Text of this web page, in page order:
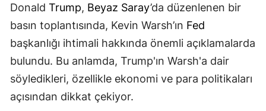
Donald Trump, Beyaz Saray’da düzenlenen bir
basın toplantısında, Kevin Warsh’ın Fed
başkanlığı ihtimali hakkında önemli açıklamalarda
bulundu. Bu anlamda, Trump'ın Warsh'a dair
söyledikleri, özellikle ekonomi ve para politikaları
açısından dikkat çekiyor.